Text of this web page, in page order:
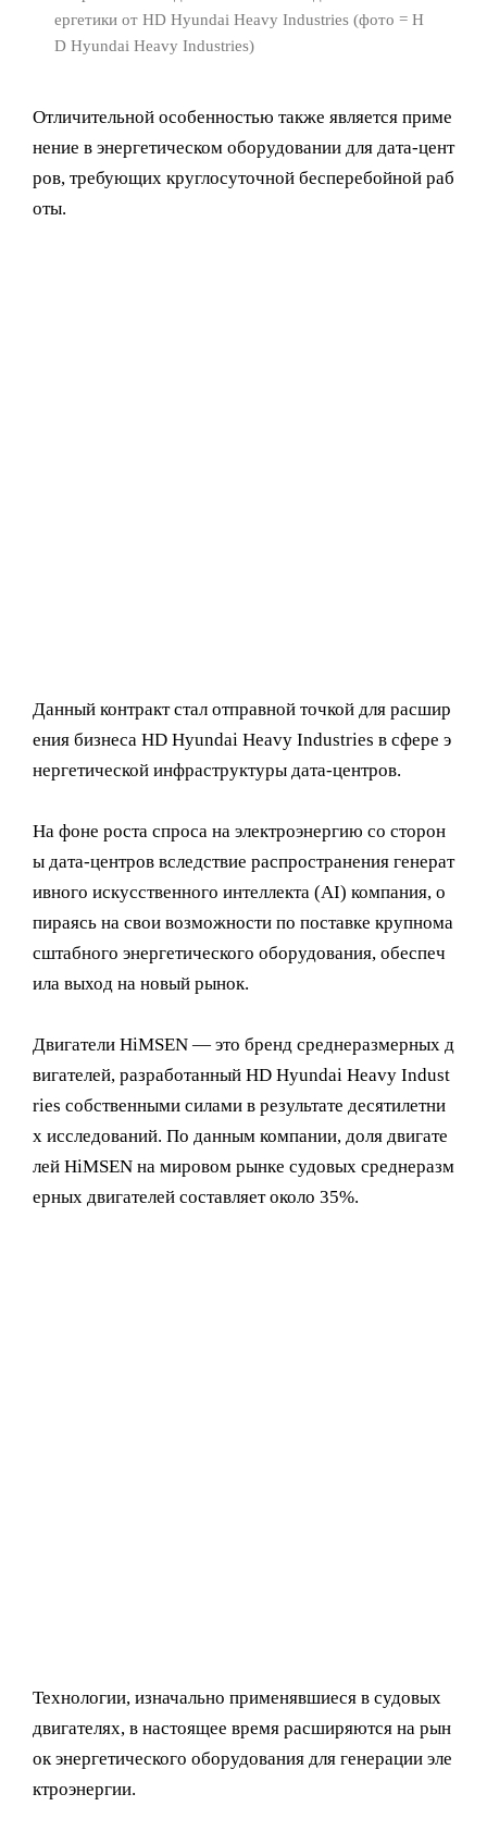
ергетики от HD Hyundai Heavy Industries (фото = H
D Hyundai Heavy Industries)
Отличительной особенностью также является приме
нение в энергетическом оборудовании для дата-цент
ров, требующих круглосуточной бесперебойной раб
оты.
Данный контракт стал отправной точкой для расшир
ения бизнеса HD Hyundai Heavy Industries в сфере э
нергетической инфраструктуры дата-центров.
На фоне роста спроса на электроэнергию со сторон
ы дата-центров вследствие распространения генерат
ивного искусственного интеллекта (AI) компания, о
пираясь на свои возможности по поставке крупнома
сштабного энергетического оборудования, обеспеч
ила выход на новый рынок.
Двигатели HiMSEN — это бренд среднеразмерных д
вигателей, разработанный HD Hyundai Heavy Indust
ries собственными силами в результате десятилетни
х исследований. По данным компании, доля двигате
лей HiMSEN на мировом рынке судовых среднеразм
ерных двигателей составляет около 35%.
Технологии, изначально применявшиеся в судовых
двигателях, в настоящее время расширяются на рын
ок энергетического оборудования для генерации эле
ктроэнергии.